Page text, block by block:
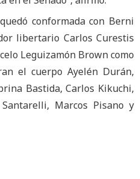
conformada con Berni
libertario Carlos Curestis
Leguizamón Brown como
el cuerpo Ayelén Durán,
Bastida, Carlos Kikuchi,
Marcos Pisano y